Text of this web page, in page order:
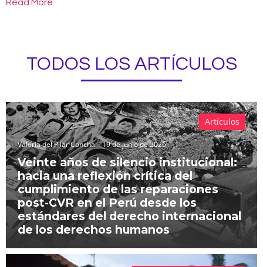
Read More
TODOS LOS ARTÍCULOS
Valeria del Pilar Concha 19 de junio de 2026
Veinte años de silencio institucional:
hacia una reflexión crítica del
cumplimiento de las reparaciones
post-CVR en el Perú desde los
estándares del derecho internacional
de los derechos humanos
Artículos